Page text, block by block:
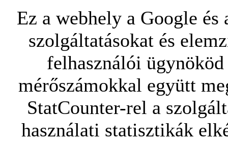
Ez a webhely a Google
szolgáltatásokat és
felhasználói
mérőszámokkal együtt
StatCounter-rel a
használati statisztikák